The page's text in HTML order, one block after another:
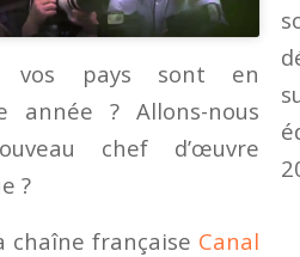
vos pays sont en
année ? Allons-nous
chef d’œuvre
?
chaîne française Canal